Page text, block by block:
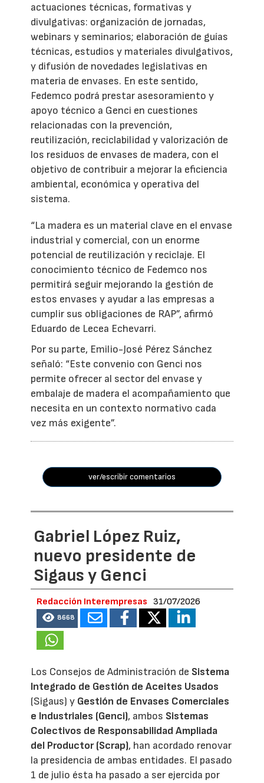
actuaciones técnicas, formativas y
divulgativas: organización de jornadas,
webinars y seminarios; elaboración de guías
técnicas, estudios y materiales divulgativos,
y difusión de novedades legislativas en
materia de envases. En este sentido,
Fedemco podrá prestar asesoramiento y
apoyo técnico a Genci en cuestiones
relacionadas con la prevención,
reutilización, reciclabilidad y valorización de
los residuos de envases de madera, con el
objetivo de contribuir a mejorar la eficiencia
ambiental, económica y operativa del
sistema.
“La madera es un material clave en el envase
industrial y comercial, con un enorme
potencial de reutilización y reciclaje. El
conocimiento técnico de Fedemco nos
permitirá seguir mejorando la gestión de
estos envases y ayudar a las empresas a
cumplir sus obligaciones de RAP”, afirmó
Eduardo de Lecea Echevarri.
Por su parte, Emilio-José Pérez Sánchez
señaló: “Este convenio con Genci nos
permite ofrecer al sector del envase y
embalaje de madera el acompañamiento que
necesita en un contexto normativo cada
vez más exigente”.
ver/escribir comentarios
Gabriel López Ruiz,
nuevo presidente de
Sigaus y Genci
Redacción Interempresas 31/07/2026
8668
Los Consejos de Administración de Sistema
Integrado de Gestión de Aceites Usados
(Sigaus) y Gestión de Envases Comerciales
e Industriales (Genci), ambos Sistemas
Colectivos de Responsabilidad Ampliada
del Productor (Scrap), han acordado renovar
la presidencia de ambas entidades. El pasado
1 de julio ésta ha pasado a ser ejercida por